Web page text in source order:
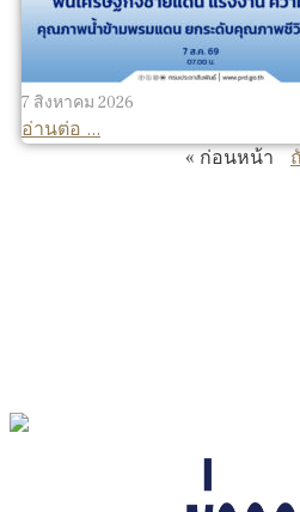
7 สิงหาคม 2026
อ่านต่อ ...
« ก่อนหน้า